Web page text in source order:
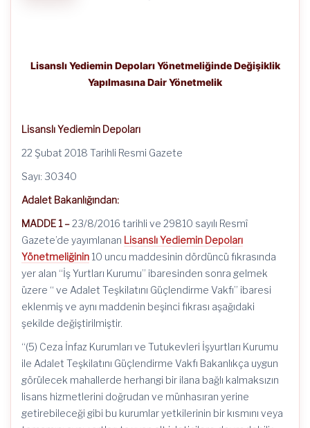
Lisanslı Yediemin Depoları Yönetmeliğinde Değişiklik
Yapılmasına Dair Yönetmelik
Lisanslı Yediemin Depoları
22 Şubat 2018 Tarihli Resmi Gazete
Sayı: 30340
Adalet Bakanlığından:
MADDE 1 –23/8/2016 tarihli ve 29810 sayılı Resmî
Gazete’de yayımlanan Lisanslı Yediemin Depoları
Yönetmeliğinin 10 uncu maddesinin dördüncü fıkrasında
yer alan “İş Yurtları Kurumu” ibaresinden sonra gelmek
üzere “ ve Adalet Teşkilatını Güçlendirme Vakfı” ibaresi
eklenmiş ve aynı maddenin beşinci fıkrası aşağıdaki
şekilde değiştirilmiştir.
“(5) Ceza İnfaz Kurumları ve Tutukevleri İşyurtları Kurumu
ile Adalet Teşkilatını Güçlendirme Vakfı Bakanlıkça uygun
görülecek mahallerde herhangi bir ilana bağlı kalmaksızın
lisans hizmetlerini doğrudan ve münhasıran yerine
getirebileceği gibi bu kurumlar yetkilerinin bir kısmını veya